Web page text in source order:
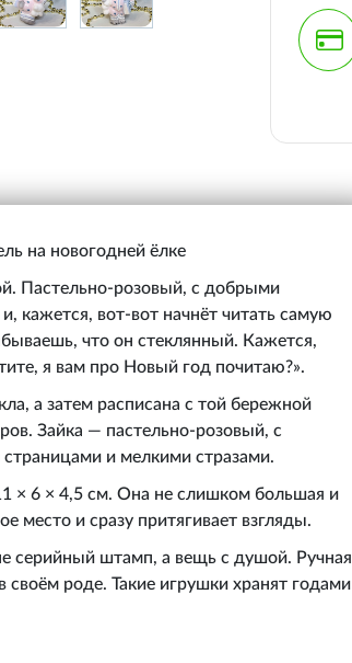
на новогодней ёлке
Пастельно-розовый, с добрыми
кажется, вот-вот начнёт читать самую
что он стеклянный. Кажется,
я вам про Новый год почитаю?».
а затем расписана с той бережной
Зайка — пастельно-розовый, с
и мелкими стразами.
× 6 × 4,5 см. Она не слишком большая и
место и сразу притягивает взгляды.
серийный штамп, а вещь с душой. Ручная
роде. Такие игрушки хранят годами